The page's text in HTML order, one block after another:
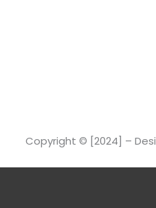
Copyright © [2024] –